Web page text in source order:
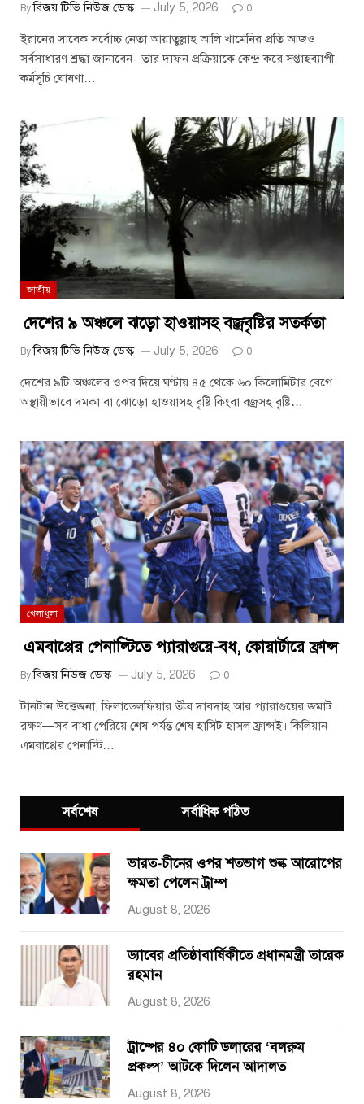
By বিজয় টিভি নিউজ ডেস্ক July 5, 2026 0
ইরানের সাবেক সর্বোচ্চ নেতা আয়াতুল্লাহ আলি খামেনির প্রতি আজও
সর্বসাধারণ শ্রদ্ধা জানাবেন। তার দাফন প্রক্রিয়াকে কেন্দ্র করে সপ্তাহব্যাপী
কর্মসূচি ঘোষণা…
জাতীয়
দেশের ৯ অঞ্চলে ঝড়ো হাওয়াসহ বজ্রবৃষ্টির সতর্কতা
By বিজয় টিভি নিউজ ডেস্ক July 5, 2026 0
দেশের ৯টি অঞ্চলের ওপর দিয়ে ঘণ্টায় ৪৫ থেকে ৬০ কিলোমিটার বেগে
অস্থায়ীভাবে দমকা বা ঝোড়ো হাওয়াসহ বৃষ্টি কিংবা বজ্রসহ বৃষ্টি…
খেলাধুলা
এমবাপ্পের পেনাল্টিতে প্যারাগুয়ে-বধ, কোয়ার্টারে ফ্রান্স
By বিজয় নিউজ ডেস্ক July 5, 2026 0
টানটান উত্তেজনা, ফিলাডেলফিয়ার তীব্র দাবদাহ আর প্যারাগুয়ের জমাট
রক্ষণ—সব বাধা পেরিয়ে শেষ পর্যন্ত শেষ হাসিট হাসল ফ্রান্সই। কিলিয়ান
এমবাপ্পের পেনাল্টি…
সর্বশেষ সর্বাধিক পঠিত
ভারত-চীনের ওপর শতভাগ শুল্ক আরোপের
ক্ষমতা পেলেন ট্রাম্প
August 8, 2026
ড্যাবের প্রতিষ্ঠাবার্ষিকীতে প্রধানমন্ত্রী তারেক
রহমান
August 8, 2026
ট্রাম্পের ৪০ কোটি ডলারের ‘বলরুম
প্রকল্প’ আটকে দিলেন আদালত
August 8, 2026